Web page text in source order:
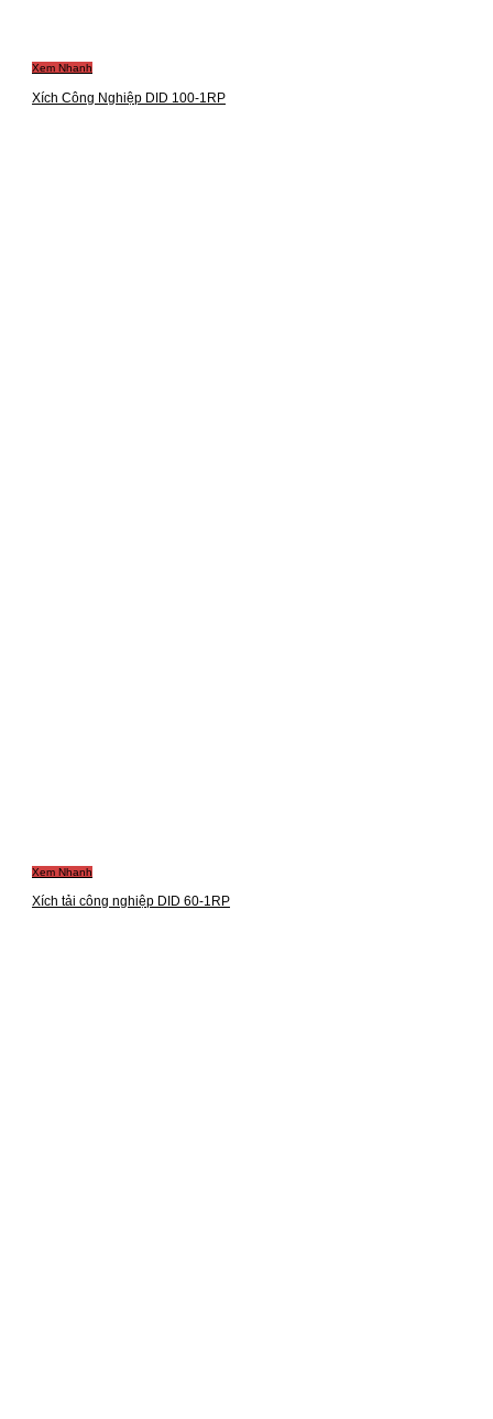
Xem Nhanh
Xích Công Nghiệp DID 100-1RP
Xem Nhanh
Xích tải công nghiệp DID 60-1RP